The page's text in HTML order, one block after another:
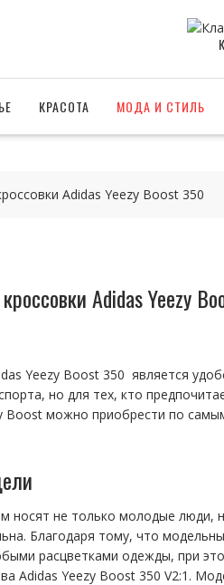
КРАСОТА МОДА И СТИЛЬ
Adidas Yeezy Boost 350
Adidas Yeezy
Yeezy Boost 350 является
но для тех, кто
Boost можно приобрести по
носят не только молодые люди,
Благодаря тому, что
расцветками одежды, при
Adidas Yeezy Boost 350 V2:1.